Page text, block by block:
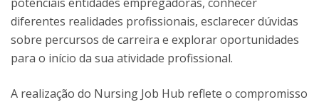
diferentes realidades profissionais, esclarecer dúvidas
sobre percursos de carreira e explorar oportunidades
para o início da sua atividade profissional.
A realização do Nursing Job Hub reflete o compromisso